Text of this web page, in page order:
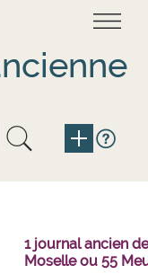
1 journal ancien
Moselle ou 55